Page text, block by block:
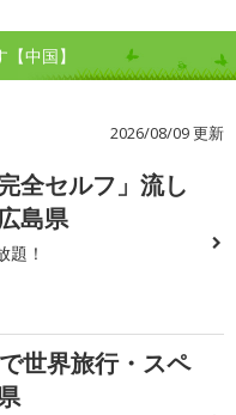
中国】
2026/08/09 更新
全セルフ」流し
島県
題！
世界旅行・スペ